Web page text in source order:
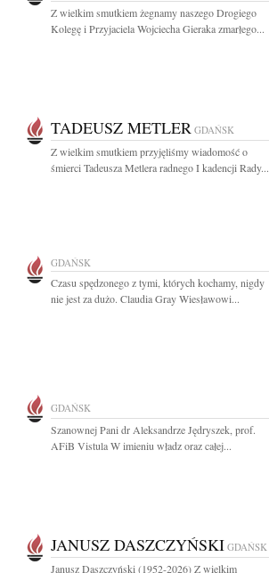
Z wielkim smutkiem żegnamy naszego Drogiego
Kolegę i Przyjaciela Wojciecha Gieraka zmarłego...
TADEUSZ METLER GDAŃSK
Z wielkim smutkiem przyjęliśmy wiadomość o
śmierci Tadeusza Metlera radnego I kadencji Rady...
GDAŃSK
Czasu spędzonego z tymi, których kochamy, nigdy
nie jest za dużo. Claudia Gray Wiesławowi...
GDAŃSK
Szanownej Pani dr Aleksandrze Jędryszek, prof.
AFiB Vistula W imieniu władz oraz całej...
JANUSZ DASZCZYŃSKI GDAŃSK
Janusz Daszczyński (1952-2026) Z wielkim